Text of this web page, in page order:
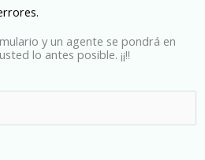
y un agente se pondrá en
lo antes posible. ¡¡!!